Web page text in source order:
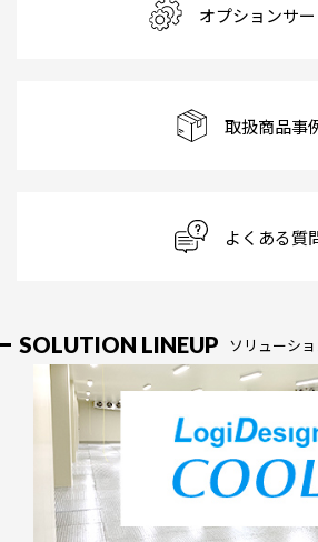
オプションサ
取扱商品事
よくある質
SOLUTION LINEUP ソリューシ